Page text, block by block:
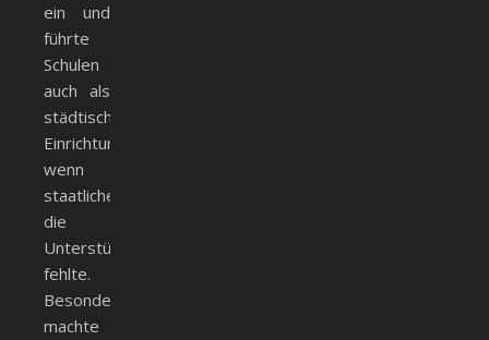
ein und
führte
Schulen
auch als
städtische
Einrichtung,
wenn
staatlicherseits
die
Unterstützung
fehlte.
Besonders
machte